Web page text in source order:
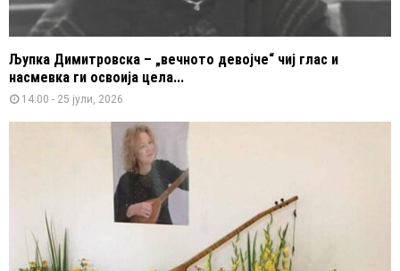
Љупка Димитровска – „вечното девојче“ чиј глас и
насмевка ги освоија цела...
14:00 - 25 јули, 2026